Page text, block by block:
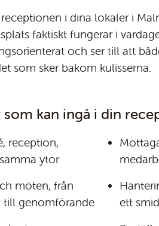
i dina lokaler i
faktiskt fungerar i
och ser till att
som sker bakom kulisserna.
kan ingå i din
reception,
ytor
möten, från
till genomförande
ett